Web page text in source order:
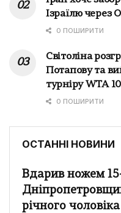
Ізраїлю через
0 ПОШИРИТИ
Світоліна
Потапову та
турніру WTA
0 ПОШИРИТИ
ОСТАННІ НОВИНИ
Вдарив ножем
річного чоловіка